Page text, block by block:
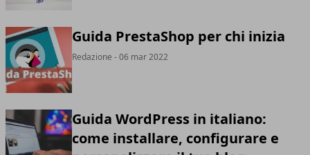
Guida PrestaShop per chi inizia
Redazione - 06 mar 2022
Guida WordPress in italiano:
come installare, configurare e